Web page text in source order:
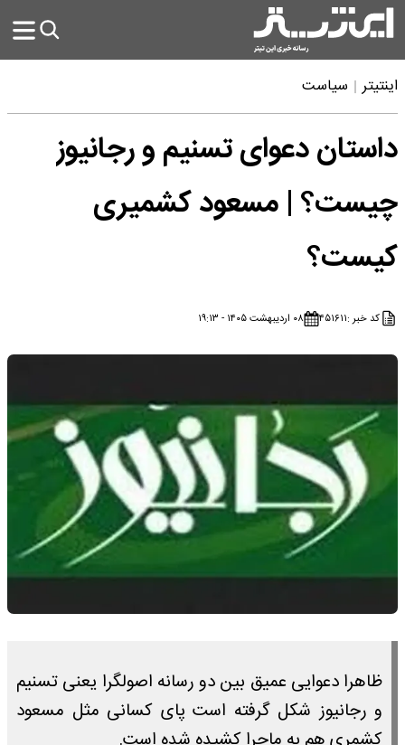
اینتیتر سیاست
داستان دعوای تسنیم و رجانیوز
چیست؟ | مسعود کشمیری
کیست؟
کد خبر :۴۵۱۶۱۱ ۰۸ اردیبهشت ۱۴۰۵ - ۱۹:۱۳
ظاهرا دعوایی عمیق بین دو رسانه اصولگرا یعنی تسنیم
و رجانیوز شکل گرفته است پای کسانی مثل مسعود